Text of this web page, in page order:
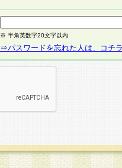
※ 半角英数字20文字以内
⇒パスワードを忘れた人は、コチ